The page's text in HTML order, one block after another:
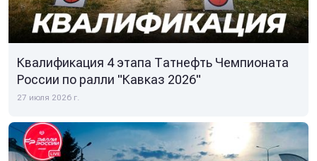
Квалификация 4 этапа Татнефть Чемпионата
России по ралли "Кавказ 2026"
27 июля 2026 г.